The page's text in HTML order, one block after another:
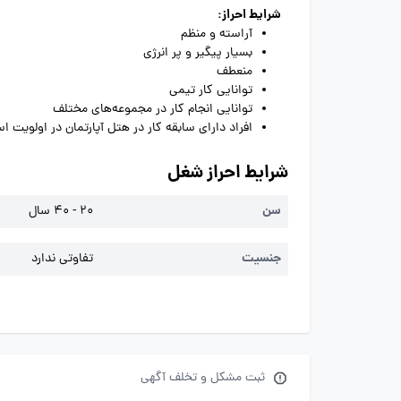
شرایط احراز:
آراسته و منظم
بسیار پیگیر و پر انرژی
منعطف
توانایی کار تیمی
توانایی انجام کار در مجموعه‌های مختلف
افراد دارای سابقه کار در هتل آپارتمان در
شرایط احراز شغل
سن 20 - 40 سال
جنسیت تفاوتی ندارد
ثبت مشکل و تخلف آگهی